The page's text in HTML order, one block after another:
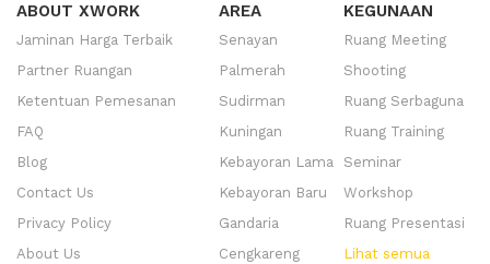
ABOUT XWORK
Jaminan Harga Terbaik
Partner Ruangan
Ketentuan Pemesanan
FAQ
Blog
Contact Us
Privacy Policy
About Us
AREA
Senayan
Palmerah
Sudirman
Kuningan
Kebayoran Lama
Kebayoran Baru
Gandaria
Cengkareng
KEGUNAAN
Ruang Meeting
Shooting
Ruang Serbaguna
Ruang Training
Seminar
Workshop
Ruang Presentasi
Lihat semua